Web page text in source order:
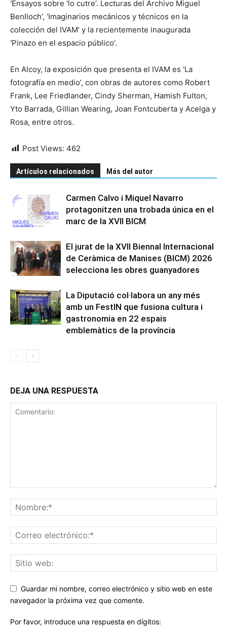
‘Ensayos sobre ‘lo cutre’. Lecturas del Archivo Miguel
Benlloch’, ‘Imaginarios mecánicos y técnicos en la
colección del IVAM’ y la recientemente inaugurada
‘Pinazo en el espacio público’.
En Alcoy, la exposición que presenta el IVAM es ‘La
fotografía en medio’, con obras de autores como Robert
Frank, Lee Friedlander, Cindy Sherman, Hamish Fulton,
Yto Barrada, Gillian Wearing, Joan Fontcuberta y Acelga y
Rosa, entre otros.
Post Views: 462
Artículos relacionados Más del autor
Carmen Calvo i Miquel Navarro
protagonitzen una trobada única en el
marc de la XVII BICM
El jurat de la XVII Biennal Internacional
de Ceràmica de Manises (BICM) 2026
selecciona les obres guanyadores
La Diputació col·labora un any més
amb un FestIN que fusiona cultura i
gastronomia en 22 espais
emblemàtics de la província
DEJA UNA RESPUESTA
Guardar mi nombre, correo electrónico y sitio web en este
navegador la próxima vez que comente.
Por favor, introduce una respuesta en dígitos: